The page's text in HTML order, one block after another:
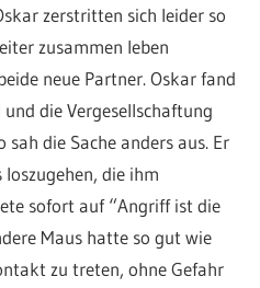
zerstritten sich leider so
zusammen leben
neue Partner. Oskar fand
die Vergesellschaftung
die Sache anders aus. Er
die ihm
sofort auf “Angriff ist die
Maus hatte so gut wie
zu treten, ohne Gefahr